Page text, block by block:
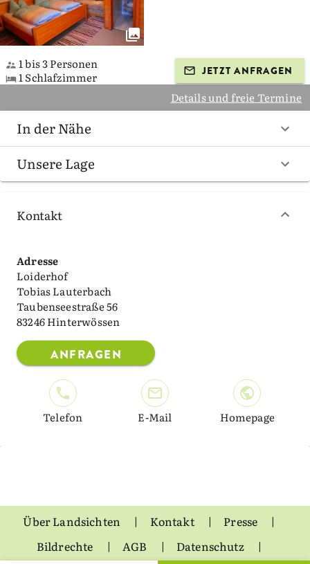
1 bis 3 Personen
1 Schlafzimmer
JETZT ANFRAGEN
Details und freie Termine
In der Nähe
Unsere Lage
Kontakt
Adresse
Loiderhof
Tobias Lauterbach
Taubenseestraße 56
83246 Hinterwössen
ANFRAGEN
Telefon E-Mail Homepage
Über Landsichten Kontakt
Presse
Bildrechte
AGB
Datenschutz